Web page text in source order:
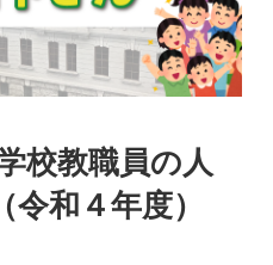
校教職員の人
和４年度）